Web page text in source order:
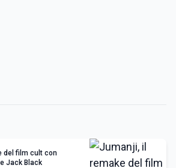
del film cult con
Jack Black